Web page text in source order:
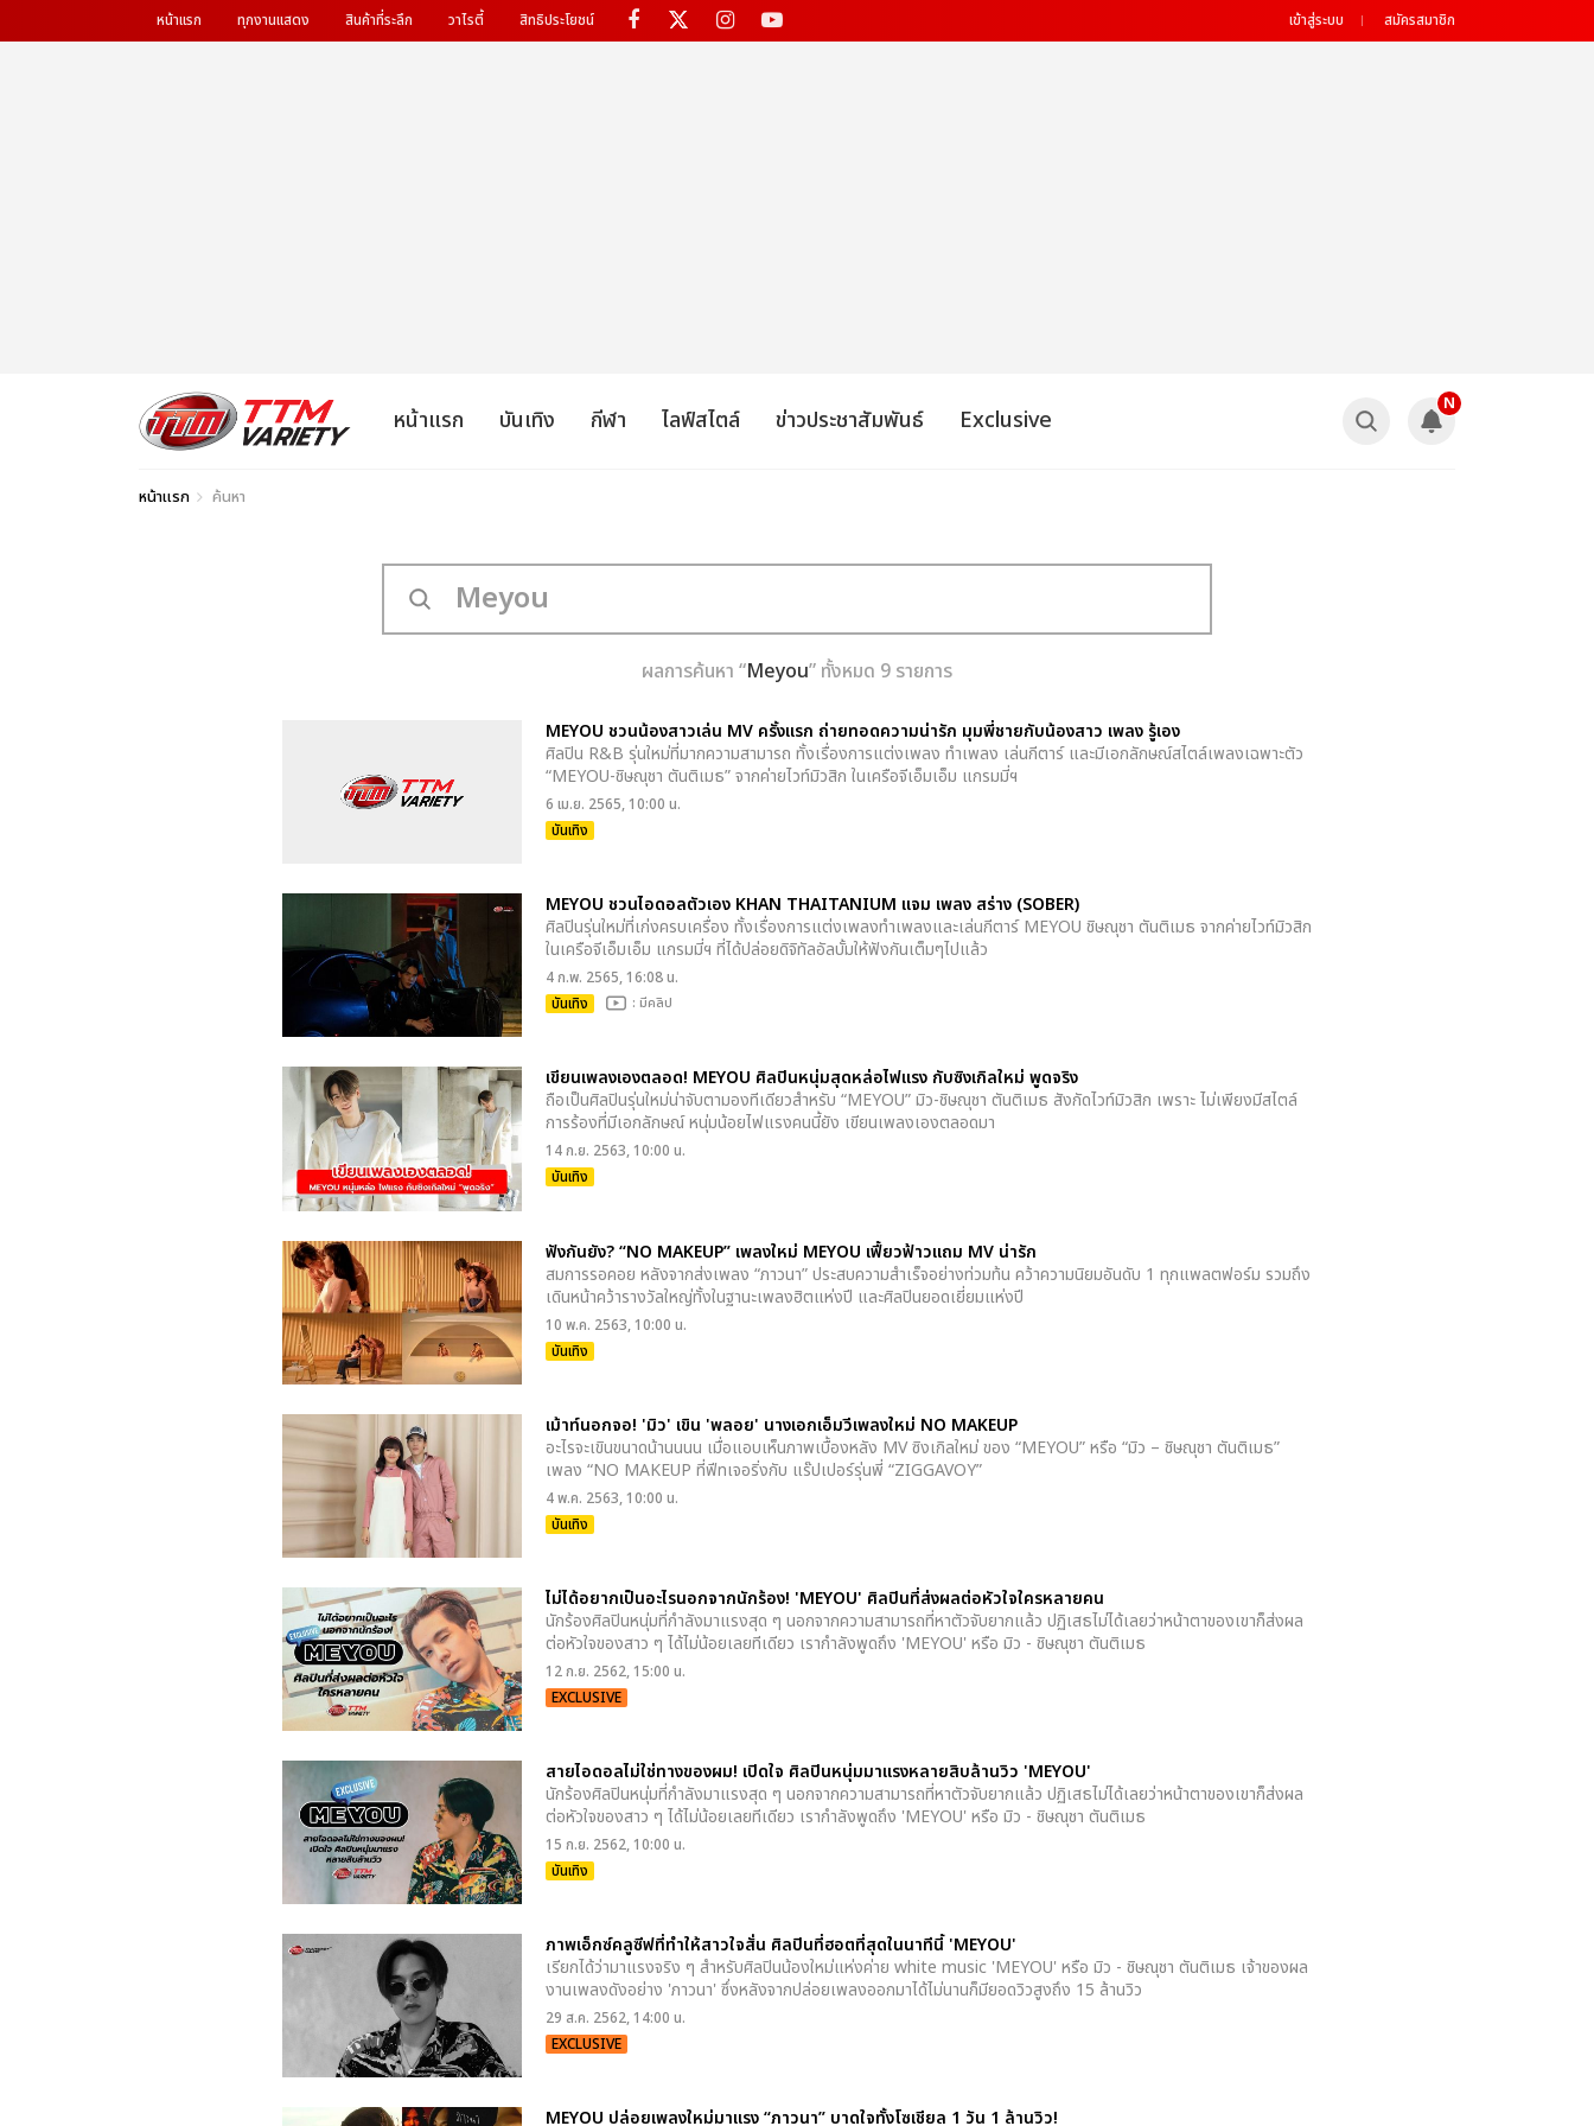
หน้าแรก ทุกงานแสดง สินค้าที่ระลึก วาไรตี้ สิทธิประโยชน์ เข้าสู่ระบบ สมัครสมาชิก
หน้าแรก บันเทิง กีฬา ไลฟ์สไตล์ ข่าวประชาสัมพันธ์ Exclusive
N
หน้าแรก ค้นหา
ผลการค้นหา “Meyou” ทั้งหมด 9 รายการ
MEYOU ชวนน้องสาวเล่น MV ครั้งแรก ถ่ายทอดความน่ารัก มุมพี่ชายกับน้องสาว เพลง รู้เอง
ศิลปิน R&B รุ่นใหม่ที่มากความสามารถ ทั้งเรื่องการแต่งเพลง ทำเพลง เล่นกีตาร์ และมีเอกลักษณ์สไตล์เพลงเฉพาะตัว
“MEYOU-ชิษณุชา ตันติเมธ” จากค่ายไวท์มิวสิก ในเครือจีเอ็มเอ็ม แกรมมี่ฯ
6 เม.ย. 2565, 10:00 น.
บันเทิง
MEYOU ชวนไอดอลตัวเอง KHAN THAITANIUM แจม เพลง สร่าง (SOBER)
ศิลปินรุ่นใหม่ที่เก่งครบเครื่อง ทั้งเรื่องการแต่งเพลงทำเพลงและเล่นกีตาร์ MEYOU ชิษณุชา ตันติเมธ จากค่ายไวท์มิวสิก
ในเครือจีเอ็มเอ็ม แกรมมี่ฯ ที่ได้ปล่อยดิจิทัลอัลบั้มให้ฟังกันเต็มๆไปแล้ว
4 ก.พ. 2565, 16:08 น.
บันเทิง
: มีคลิป
เขียนเพลงเองตลอด! MEYOU ศิลปินหนุ่มสุดหล่อไฟแรง กับซิงเกิลใหม่ พูดจริง
ถือเป็นศิลปินรุ่นใหม่น่าจับตามองทีเดียวสำหรับ “MEYOU” มิว-ชิษณุชา ตันติเมธ สังกัดไวท์มิวสิก เพราะ ไม่เพียงมีสไตล์
การร้องที่มีเอกลักษณ์ หนุ่มน้อยไฟแรงคนนี้ยัง เขียนเพลงเองตลอดมา
14 ก.ย. 2563, 10:00 น.
บันเทิง
ฟังกันยัง? “NO MAKEUP” เพลงใหม่ MEYOU เฟี้ยวฟ้าวแถม MV น่ารัก
สมการรอคอย หลังจากส่งเพลง “ภาวนา” ประสบความสำเร็จอย่างท่วมท้น คว้าความนิยมอันดับ 1 ทุกแพลตฟอร์ม รวมถึง
เดินหน้าคว้ารางวัลใหญ่ทั้งในฐานะเพลงฮิตแห่งปี และศิลปินยอดเยี่ยมแห่งปี
10 พ.ค. 2563, 10:00 น.
บันเทิง
เม้าท์นอกจอ! 'มิว' เขิน 'พลอย' นางเอกเอ็มวีเพลงใหม่ NO MAKEUP
อะไรจะเขินขนาดน้านนนน เมื่อแอบเห็นภาพเบื้องหลัง MV ซิงเกิลใหม่ ของ “MEYOU” หรือ “มิว – ชิษณุชา ตันติเมธ”
เพลง “NO MAKEUP ที่ฟีทเจอริ่งกับ แร๊ปเปอร์รุ่นพี่ “ZIGGAVOY”
4 พ.ค. 2563, 10:00 น.
บันเทิง
ไม่ได้อยากเป็นอะไรนอกจากนักร้อง! 'MEYOU' ศิลปินที่ส่งผลต่อหัวใจใครหลายคน
นักร้องศิลปินหนุ่มที่กำลังมาแรงสุด ๆ นอกจากความสามารถที่หาตัวจับยากแล้ว ปฏิเสธไม่ได้เลยว่าหน้าตาของเขาก็ส่งผล
ต่อหัวใจของสาว ๆ ได้ไม่น้อยเลยทีเดียว เรากำลังพูดถึง 'MEYOU' หรือ มิว - ชิษณุชา ตันติเมธ
12 ก.ย. 2562, 15:00 น.
EXCLUSIVE
สายไอดอลไม่ใช่ทางของผม! เปิดใจ ศิลปินหนุ่มมาแรงหลายสิบล้านวิว 'MEYOU'
นักร้องศิลปินหนุ่มที่กำลังมาแรงสุด ๆ นอกจากความสามารถที่หาตัวจับยากแล้ว ปฏิเสธไม่ได้เลยว่าหน้าตาของเขาก็ส่งผล
ต่อหัวใจของสาว ๆ ได้ไม่น้อยเลยทีเดียว เรากำลังพูดถึง 'MEYOU' หรือ มิว - ชิษณุชา ตันติเมธ
15 ก.ย. 2562, 10:00 น.
บันเทิง
ภาพเอ็กซ์คลูซีฟที่ทำให้สาวใจสั่น ศิลปินที่ฮอตที่สุดในนาทีนี้ 'MEYOU'
เรียกได้ว่ามาแรงจริง ๆ สำหรับศิลปินน้องใหม่แห่งค่าย white music 'MEYOU' หรือ มิว - ชิษณุชา ตันติเมธ เจ้าของผล
งานเพลงดังอย่าง 'ภาวนา' ซึ่งหลังจากปล่อยเพลงออกมาได้ไม่นานก็มียอดวิวสูงถึง 15 ล้านวิว
29 ส.ค. 2562, 14:00 น.
EXCLUSIVE
MEYOU ปล่อยเพลงใหม่มาแรง “ภาวนา” บาดใจทั้งโซเชียล 1 วัน 1 ล้านวิว!